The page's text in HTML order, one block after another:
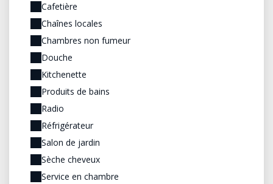
Cafetière
Chaînes locales
Chambres non fumeur
Douche
Kitchenette
Produits de bains
Radio
Réfrigérateur
Salon de jardin
Sèche cheveux
Service en chambre